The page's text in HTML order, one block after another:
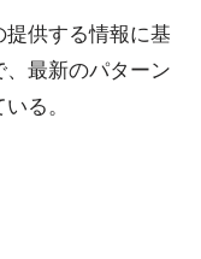
提供する情報に基
最新のパターン
る。